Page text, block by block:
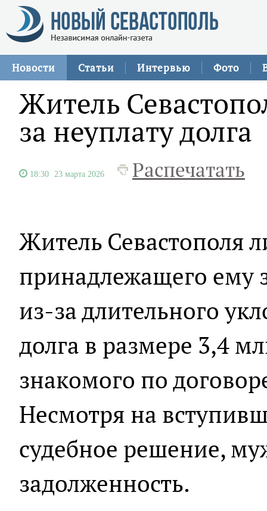
Новости Статьи Интервью Фото
Житель
за неуплату долга
18:30 23 марта 2026 Распечатать
Житель Севастополя
принадлежащего ему
из‑за длительного
долга в размере 3,4
знакомого по
Несмотря на
судебное решение,
задолженность.